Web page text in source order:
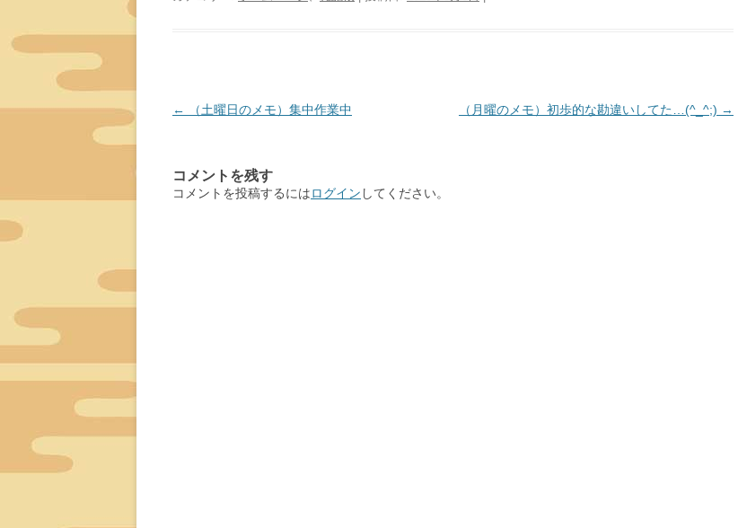
投
ビ
← （土曜日のメモ）集中作業中 （月曜のメモ）初歩的な勘違いしてた…(^_^;) →
コメントを残す
コメントを投稿するにはログイン してください。